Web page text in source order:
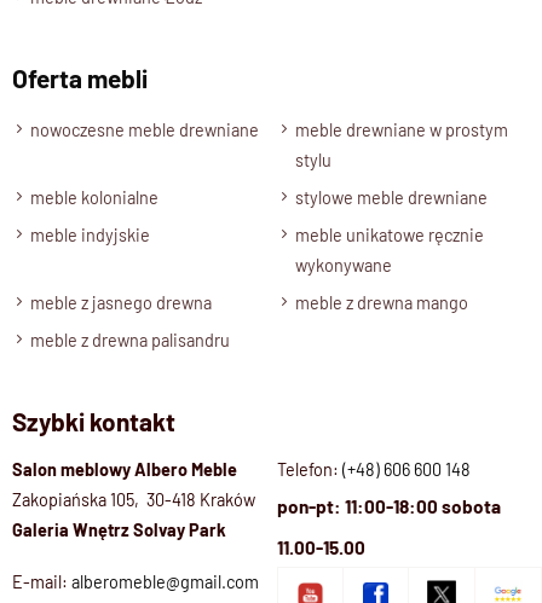
Oferta mebli
nowoczesne meble drewniane
meble drewniane w prostym
stylu
meble kolonialne
stylowe meble drewniane
meble indyjskie
meble unikatowe ręcznie
wykonywane
meble z jasnego drewna
meble z drewna mango
meble z drewna palisandru
Szybki kontakt
Salon meblowy Albero Meble
Zakopiańska 105, 30-418 Kraków
Galeria Wnętrz Solvay Park
Telefon: (+48) 606 600 148
pon-pt: 11:00-18:00 sobota
11.00-15.00
E-mail: alberomeble@gmail.com